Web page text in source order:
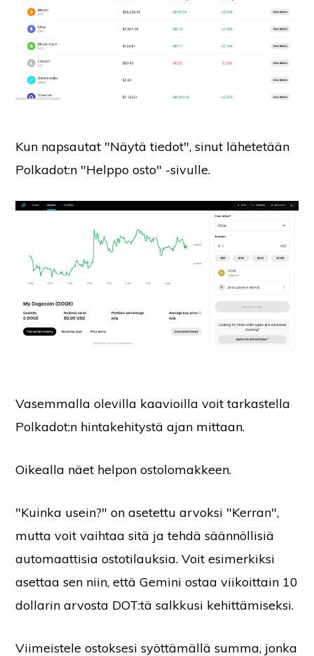
Kun napsautat "Näytä tiedot", sinut lähetetään
Polkadot:n "Helppo osto" -sivulle.
Vasemmalla olevilla kaavioilla voit tarkastella
Polkadot:n hintakehitystä ajan mittaan.
Oikealla näet helpon ostolomakkeen.
"Kuinka usein?" on asetettu arvoksi "Kerran",
mutta voit vaihtaa sitä ja tehdä säännöllisiä
automaattisia ostotilauksia. Voit esimerkiksi
asettaa sen niin, että Gemini ostaa viikoittain 10
dollarin arvosta DOT:tä salkkusi kehittämiseksi.
Viimeistele ostoksesi syöttämällä summa, jonka